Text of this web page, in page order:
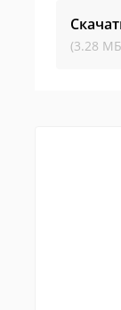
(3.28